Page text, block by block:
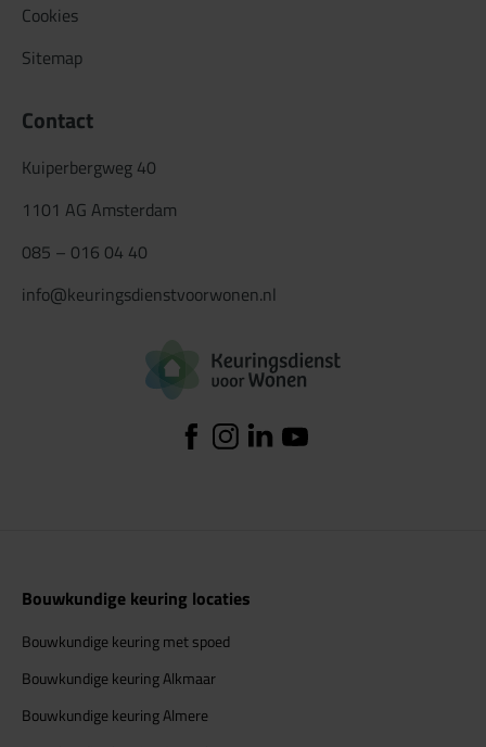
Cookies
Sitemap
Contact
Kuiperbergweg 40
1101 AG Amsterdam
085 – 016 04 40
info@keuringsdienstvoorwonen.nl
Logo
FacebookInstagram
LinkedinYouTube
Bouwkundige keuring locaties
Bouwkundige keuring met spoed
Bouwkundige keuring Alkmaar
Bouwkundige keuring Almere